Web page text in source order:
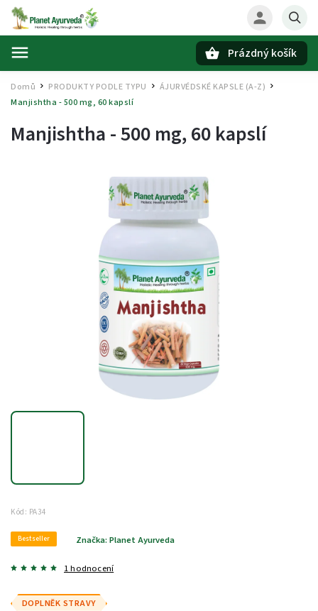
Prázdný košík
Domů / PRODUKTY PODLE TYPU ÁJURVÉDSKÉ KAPSLE (A-Z) /
Manjishtha - 500 mg, 60 kapslí
Manjishtha - 500 mg, 60 kapslí
Kód: PA34
Bestseller
1 hodnocení
Značka: Planet Ayurveda
DOPLNĚK STRAVY